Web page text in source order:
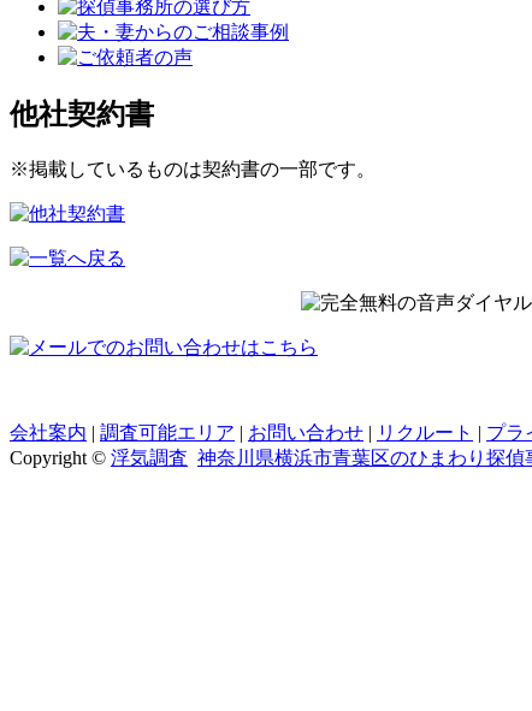
他社契約書
※掲載しているものは契約書の一部です。
会社案内 | 調査可能エリア | お問い合わせ | リクルート | プラ
Copyright © 浮気調査 神奈川県横浜市青葉区のひまわり探偵